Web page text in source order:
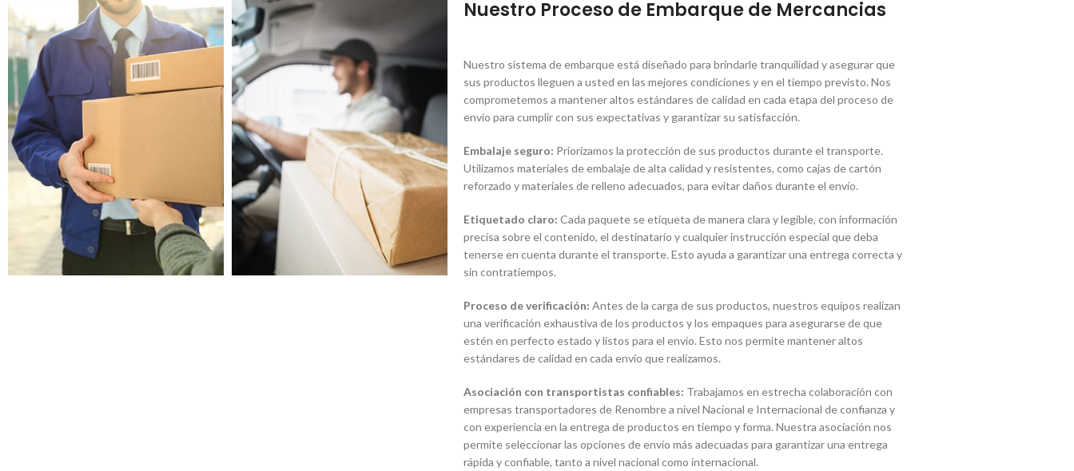
Nuestro Proceso de Embarque de Mercancias
Nuestro sistema de embarque está diseñado para brindarle tranquilidad y asegurar que
sus productos lleguen a usted en las mejores condiciones y en el tiempo previsto. Nos
comprometemos a mantener altos estándares de calidad en cada etapa del proceso de
envío para cumplir con sus expectativas y garantizar su satisfacción.
Embalaje seguro: Priorizamos la protección de sus productos durante el transporte.
Utilizamos materiales de embalaje de alta calidad y resistentes, como cajas de cartón
reforzado y materiales de relleno adecuados, para evitar daños durante el envío.
Etiquetado claro: Cada paquete se etiqueta de manera clara y legible, con información
precisa sobre el contenido, el destinatario y cualquier instrucción especial que deba
tenerse en cuenta durante el transporte. Esto ayuda a garantizar una entrega correcta y
sin contratiempos.
Proceso de verificación: Antes de la carga de sus productos, nuestros equipos realizan
una verificación exhaustiva de los productos y los empaques para asegurarse de que
estén en perfecto estado y listos para el envío. Esto nos permite mantener altos
estándares de calidad en cada envío que realizamos.
Asociación con transportistas confiables: Trabajamos en estrecha colaboración con
empresas transportadores de Renombre a nivel Nacional e Internacional de confianza y
con experiencia en la entrega de productos en tiempo y forma. Nuestra asociación nos
permite seleccionar las opciones de envío más adecuadas para garantizar una entrega
rápida y confiable, tanto a nivel nacional como internacional.